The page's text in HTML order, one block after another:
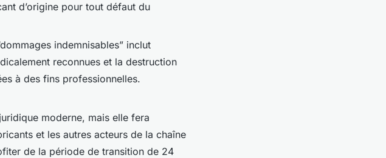
d’origine pour tout défaut du
indemnisables” inclut
reconnues et la destruction
à des fins professionnelles.
moderne, mais elle fera
et les autres acteurs de la chaîne
de la période de transition de 24